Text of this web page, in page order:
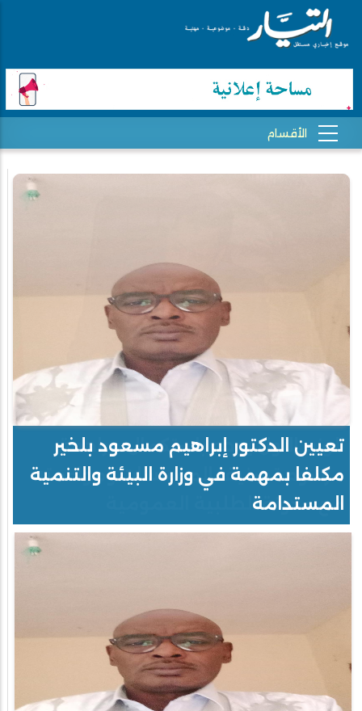
تعيين الدكتور إبراهيم مسعود بلخير
مكلفا بمهمة في وزارة البيئة والتنمية
المستدامة